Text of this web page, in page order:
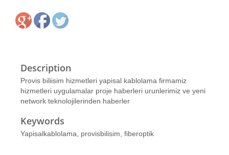
Description
Provis biliisim hizmetleri yapisal kablolama firmamiz
hizmetleri uygulamalar proje haberleri urunlerimiz ve yeni
network teknolojilerinden haberler
Keywords
Yapisalkablolama, provisbilisim, fiberoptik